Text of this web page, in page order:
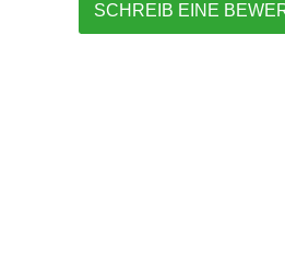
SCHREIB EINE